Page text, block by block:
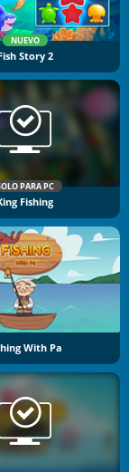
NUEVO
Story 2
PARA PC
Fishing
With Pa